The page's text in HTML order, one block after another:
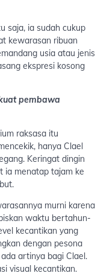
saja, ia sudah cukup
kewarasan ribuan
usia atau jenis
ekspresi kosong
pembawa
raksasa itu
hanya Clael
Keringat dingin
ia menatap tajam ke
murni karena
waktu bertahun-
kecantikan yang
dengan pesona
artinya bagi Clael.
visual kecantikan.